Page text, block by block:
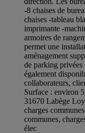
-8 chaises de
chaises -tableau
imprimante -
armoires de
permet une
aménagement
de parking
également
collaborateurs,
Surface : environ
31670 Labège
charges
communes,
élec